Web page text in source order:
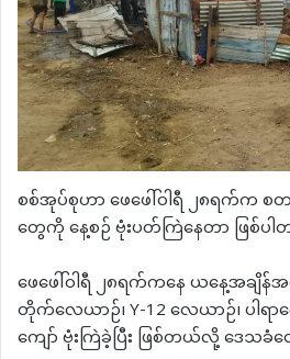
စစ်အုပ်စုဟာ ဖေဖေါ်ဝါရီ ၂၈ရက်က စ
တွေကို နေ့စဉ် ဗုံးပတ်ကြဲနေတာ ဖြစ်ပ
ဖေဖေါ်ဝါရီ ၂၈ရက်ကနေ ယနေ့အခ
တိုက်လေယာဉ်၊ Y-12 လေယာဉ်၊ ပါရ
ကျော် ဗုံးကြဲခဲ့ပြီး ဖြစ်တယ်လို့ ဒေသခံ